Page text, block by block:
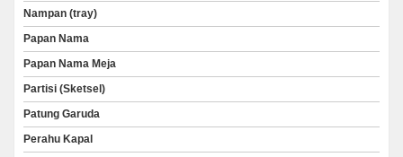
Nampan (tray)
Papan Nama
Papan Nama Meja
Partisi (Sketsel)
Patung Garuda
Perahu Kapal